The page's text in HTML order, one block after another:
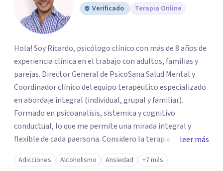
Verificado Terapia Online
Hola! Soy Ricardo, psicólogo clínico con más de 8 años de
experiencia clínica en el trabajo con adultos, familias y
parejas. Director General de PsicoSana Salud Mental y
Coordinador clínico del equipo terapéutico especializado
en abordaje integral (individual, grupal y familiar).
Formado en psicoanalisis, sistemica y cognitivo
conductual, lo que me permite una mirada integral y
flexible de cada paersona. Considero la terapia como un
espacio de escucha, construcción y transformación,
adpatando el contexto de cada persona para ayudarla de
leer más
Adicciones Alcoholismo Ansiedad +7 más